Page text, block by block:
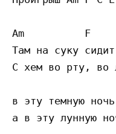
Am          F
Там на суку
С хем во рту, во
в эту темную
а в эту лунную